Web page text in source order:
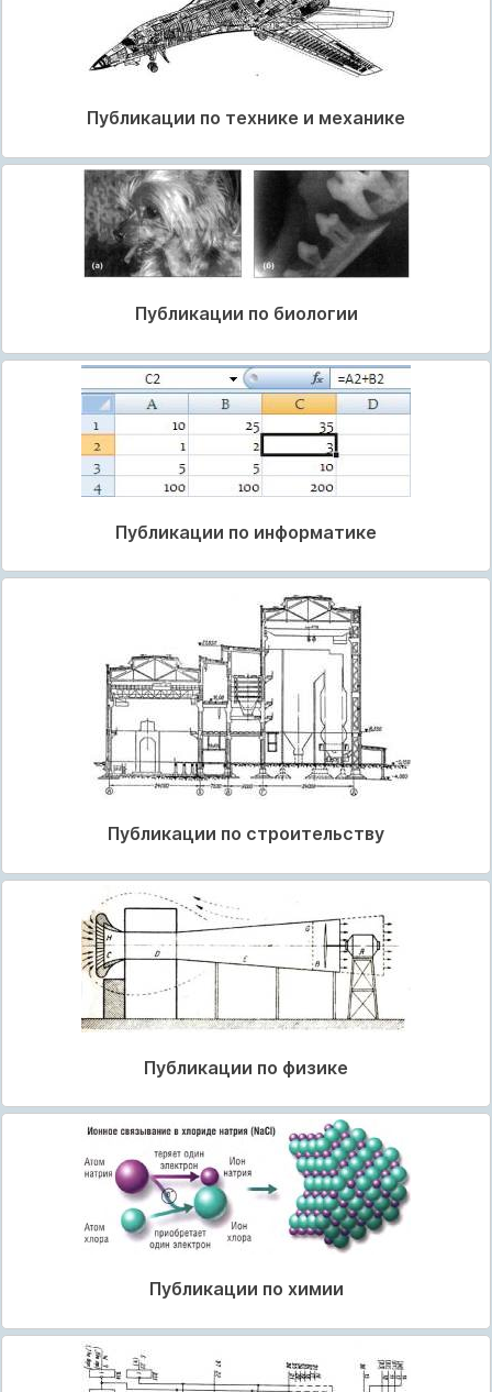
Публикации по технике и механике
Публикации по биологии
Публикации по информатике
Публикации по строительству
Публикации по физике
Публикации по химии